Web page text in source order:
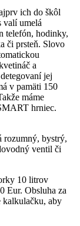
ich do škôl
valí umelá
telefón, hodinky,
či prsteň. Slovo
a
jej
v pamäti 150
máme
hrniec.
rozumný, bystrý,
ventil či
10 litrov
Eur. Obsluha za
kalkulačku, aby